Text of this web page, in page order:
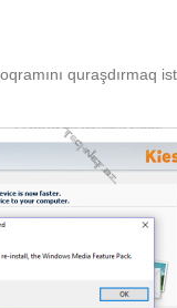
quraşdırmaq